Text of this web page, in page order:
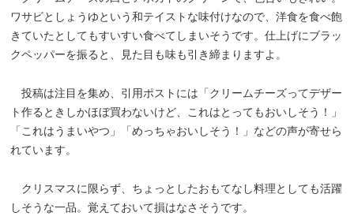
ワサビとしょうゆという和テイストな味付けなので、洋食を食べ飽
きていたとしてもすいすい食べてしまいそうです。仕上げにブラッ
クペッパーを振ると、見た目も味も引き締まりますよ。
投稿は注目を集め、引用ポストには「クリームチーズってデザー
ト作るときしかほぼ買わないけど、これはとってもおいしそう！」
「これはうまいやつ」「めっちゃおいしそう！」などの声が寄せら
れています。
クリスマスに限らず、ちょっとしたおもてなし料理としても活躍
しそうな一品。覚えておいて損はなさそうです。